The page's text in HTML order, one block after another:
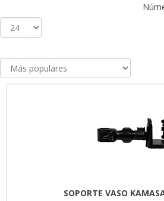
SOPORTE VASO